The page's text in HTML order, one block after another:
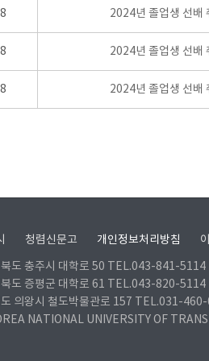
2024년 졸업생 선배
2024년 졸업생 선배
2024년 졸업생 선배
청렴신문고 개인정보처리방침
도 충주시 대학로 50 TEL.043-841-5114
도 증평군 대학로 61 TEL.043-820-5114
의왕시 철도박물관로 157 TEL.031-
NATIONAL UNIVERSITY OF